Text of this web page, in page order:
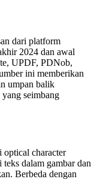
dari platform
2024 dan awal
UPDF, PDNob,
ini memberikan
umpan balik
seimbang
optical character
dalam gambar dan
Berbeda dengan